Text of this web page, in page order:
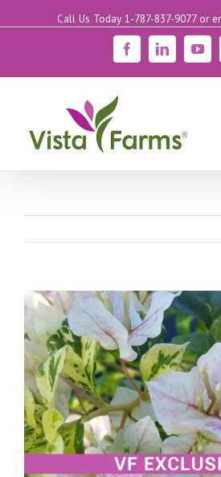
Call Us Today 1-787-837-9077 or
FacebookLinkedin